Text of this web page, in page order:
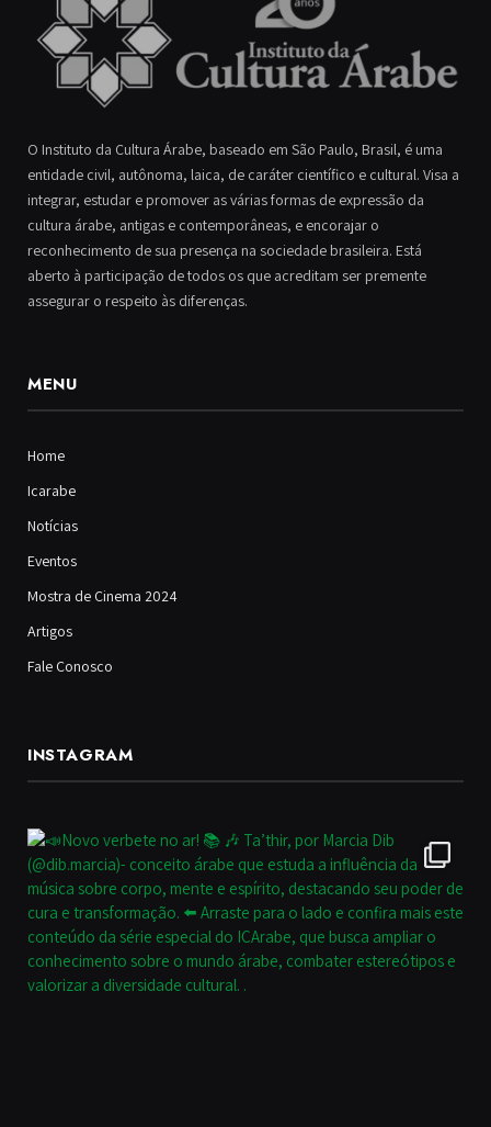
O Instituto da Cultura Árabe, baseado em São Paulo, Brasil, é uma
entidade civil, autônoma, laica, de caráter científico e cultural. Visa a
integrar, estudar e promover as várias formas de expressão da
cultura árabe, antigas e contemporâneas, e encorajar o
reconhecimento de sua presença na sociedade brasileira. Está
aberto à participação de todos os que acreditam ser premente
assegurar o respeito às diferenças.
MENU
Home
Icarabe
Notícias
Eventos
Mostra de Cinema 2024
Artigos
Fale Conosco
INSTAGRAM